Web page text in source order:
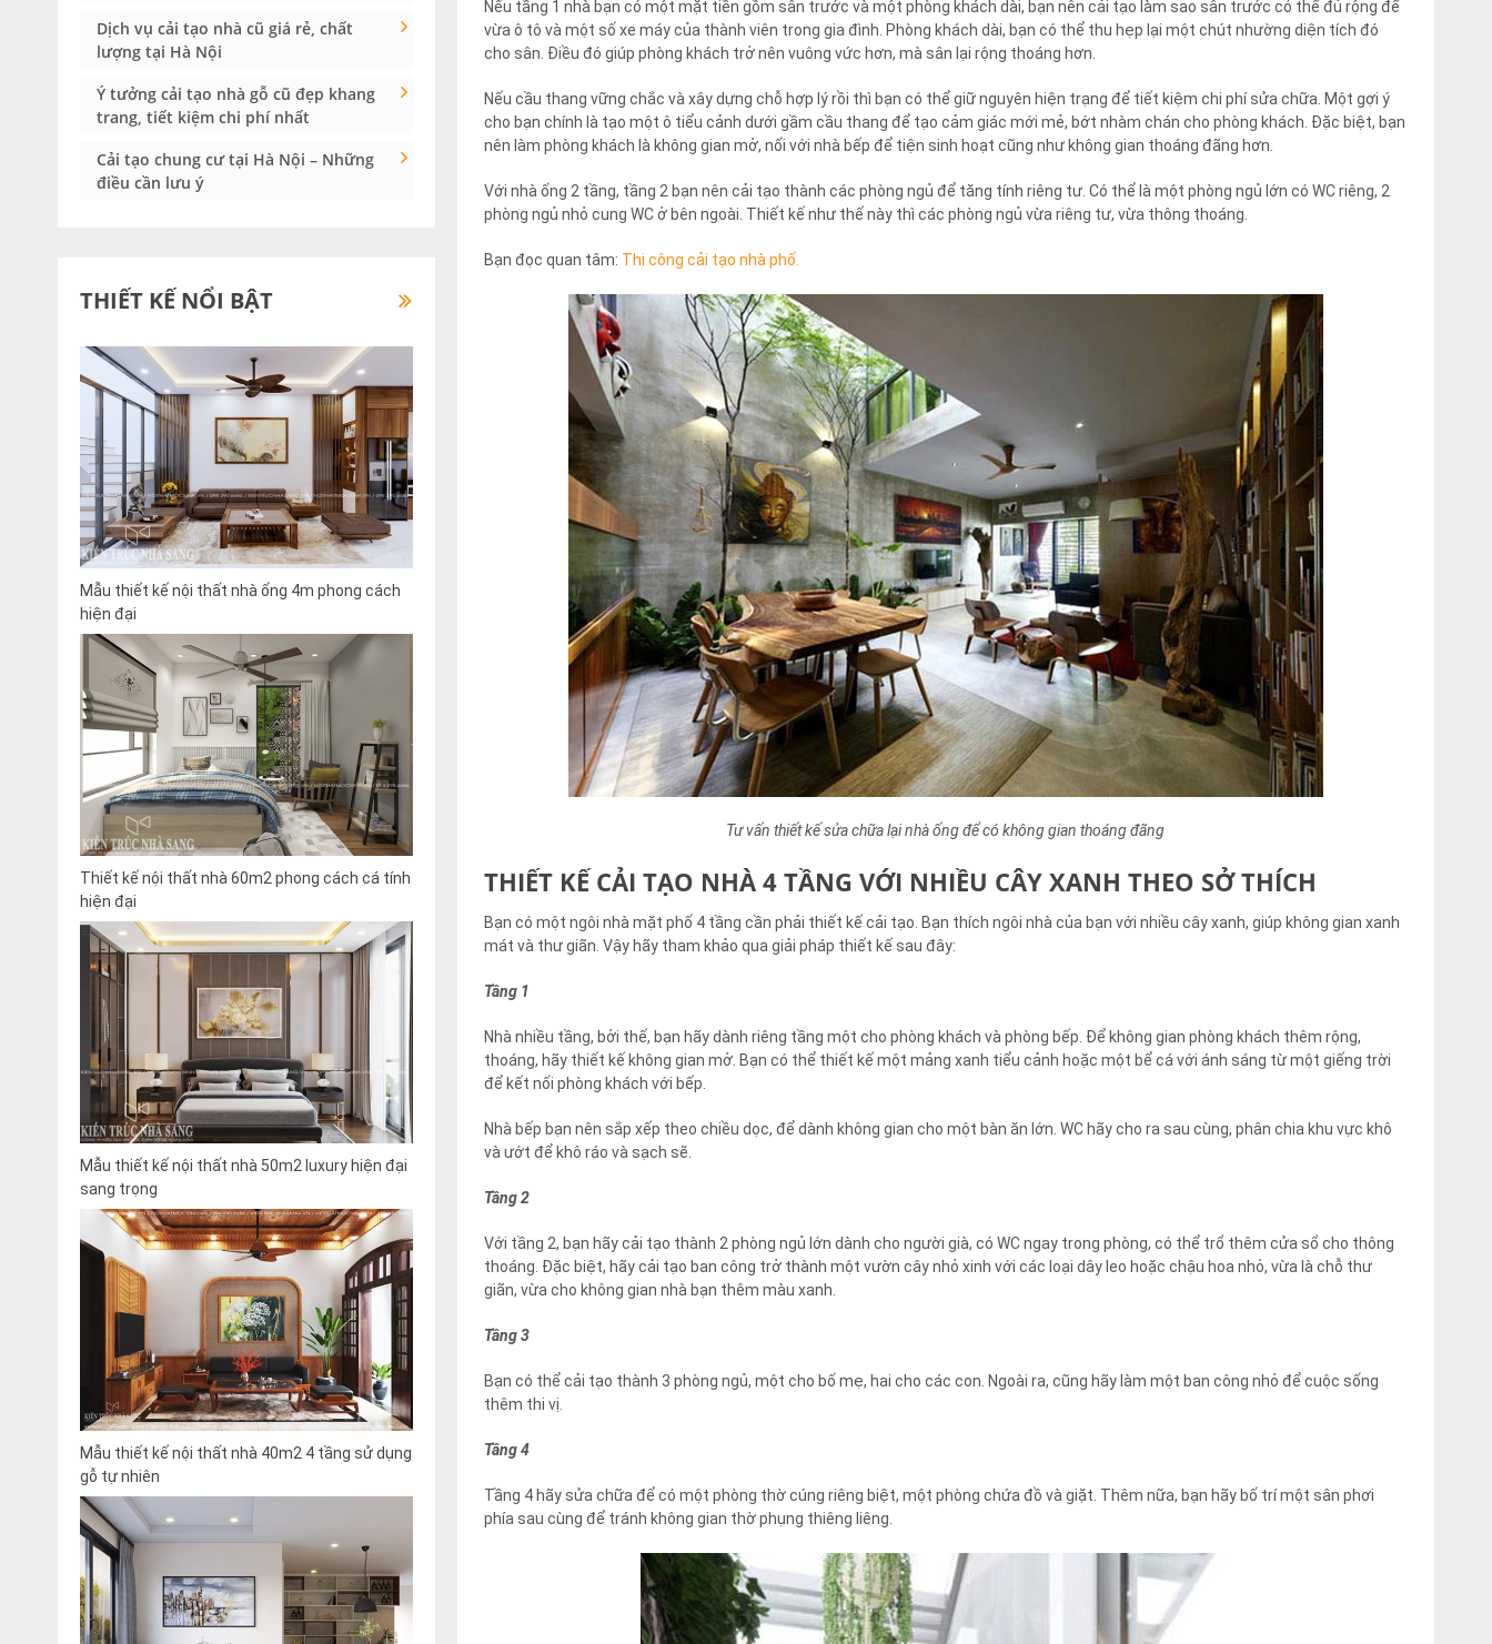
Nếu tầng 1 nhà bạn có một mặt tiền gồm sân trước và một phòng khách dài, bạn nên cải tạo làm sao sân trước có thể đủ rộng để
vừa ô tô và một số xe máy của thành viên trong gia đình. Phòng khách dài, bạn có thể thu hẹp lại một chút nhường diện tích đó
cho sân. Điều đó giúp phòng khách trở nên vuông vức hơn, mà sân lại rộng thoáng hơn.
Nếu cầu thang vững chắc và xây dựng chỗ hợp lý rồi thì bạn có thể giữ nguyên hiện trạng để tiết kiệm chi phí sửa chữa. Một gợi ý
cho bạn chính là tạo một ô tiểu cảnh dưới gầm cầu thang để tạo cảm giác mới mẻ, bớt nhàm chán cho phòng khách. Đặc biệt, bạn
nên làm phòng khách là không gian mở, nối với nhà bếp để tiện sinh hoạt cũng như không gian thoáng đãng hơn.
Với nhà ống 2 tầng, tầng 2 bạn nên cải tạo thành các phòng ngủ để tăng tính riêng tư. Có thể là một phòng ngủ lớn có WC riêng, 2
phòng ngủ nhỏ cung WC ở bên ngoài. Thiết kế như thế này thì các phòng ngủ vừa riêng tư, vừa thông thoáng.
Bạn đọc quan tâm: Thi công cải tạo nhà phố.
Tư vấn thiết kế sửa chữa lại nhà ống để có không gian thoáng đãng
THIẾT KẾ CẢI TẠO NHÀ 4 TẦNG VỚI NHIỀU CÂY XANH THEO SỞ THÍCH
Bạn có một ngôi nhà mặt phố 4 tầng cần phải thiết kế cải tạo. Bạn thích ngôi nhà của bạn với nhiều cây xanh, giúp không gian xanh
mát và thư giãn. Vậy hãy tham khảo qua giải pháp thiết kế sau đây:
Tầng 1
Nhà nhiều tầng, bởi thế, bạn hãy dành riêng tầng một cho phòng khách và phòng bếp. Để không gian phòng khách thêm rộng,
thoáng, hãy thiết kế không gian mở. Bạn có thể thiết kế một mảng xanh tiểu cảnh hoặc một bể cá với ánh sáng từ một giếng trời
để kết nối phòng khách với bếp.
Nhà bếp bạn nên sắp xếp theo chiều dọc, để dành không gian cho một bàn ăn lớn. WC hãy cho ra sau cùng, phân chia khu vực khô
và ướt để khô ráo và sạch sẽ.
Tầng 2
Với tầng 2, bạn hãy cải tạo thành 2 phòng ngủ lớn dành cho người già, có WC ngay trong phòng, có thể trổ thêm cửa sổ cho thông
thoáng. Đặc biệt, hãy cải tạo ban công trở thành một vườn cây nhỏ xinh với các loại dây leo hoặc chậu hoa nhỏ, vừa là chỗ thư
giãn, vừa cho không gian nhà bạn thêm màu xanh.
Tầng 3
Bạn có thể cải tạo thành 3 phòng ngủ, một cho bố mẹ, hai cho các con. Ngoài ra, cũng hãy làm một ban công nhỏ để cuộc sống
thêm thi vị.
Tầng 4
Tầng 4 hãy sửa chữa để có một phòng thờ cúng riêng biệt, một phòng chứa đồ và giặt. Thêm nữa, bạn hãy bố trí một sân phơi
phía sau cùng để tránh không gian thờ phụng thiêng liêng.
Dịch vụ cải tạo nhà cũ giá rẻ, chất
lượng tại Hà Nội
Ý tưởng cải tạo nhà gỗ cũ đẹp khang
trang, tiết kiệm chi phí nhất
Cải tạo chung cư tại Hà Nội – Những
điều cần lưu ý
THIẾT KẾ NỔI BẬT
Mẫu thiết kế nội thất nhà ống 4m phong cách
hiện đại
Thiết kế nội thất nhà 60m2 phong cách cá tính
hiện đại
Mẫu thiết kế nội thất nhà 50m2 luxury hiện đại
sang trọng
Mẫu thiết kế nội thất nhà 40m2 4 tầng sử dụng
gỗ tự nhiên